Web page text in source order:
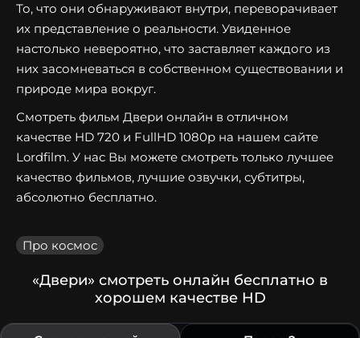
То, что они обнаруживают внутри, переворачивает
их представление о реальности. Увиденное
настолько невероятно, что заставляет каждого из
них засомневаться в собственном существовании и
природе мира вокруг.
Смотреть фильм Двери онлайн в отличном
качестве HD 720 и FullHD 1080p на нашем сайте
Lordfilm. У нас Вы можете смотреть только лучшее
качество фильмов, лучшие озвучки, субтитры,
абсолютно бесплатно.
Про космос
«Двери» смотреть онлайн бесплатно в
хорошем качестве HD